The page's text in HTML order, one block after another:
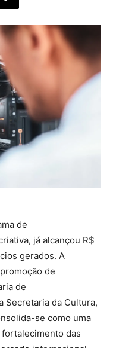
de
já alcançou R$
gerados. A
de
de
Secretaria da Cultura,
se como uma
das